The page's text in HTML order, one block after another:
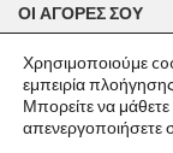
ΟΙ ΑΓΟΡΕΣ ΣΟΥ
Ο λογαριασμός μου
Το καλάθι σου
Οι παραγγελίες σου
Χρησιμοποιούμε
εμπειρία
Μπορείτε να
απενεργοποιήσετε